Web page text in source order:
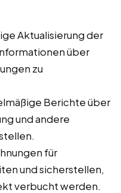
Aktualisierung der
über
zu
Berichte über
und andere
für
und sicherstellen,
verbucht werden.